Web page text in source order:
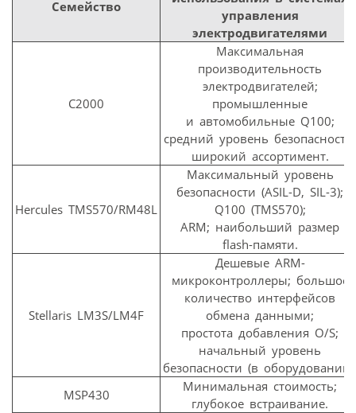
Семейство
управления
электродвигателями
C2000
Максимальная
производительность
электродвигателей;
промышленные
и автомобильные Q100;
средний уровень безопасности;
широкий ассортимент.
Hercules TMS570/RM48L
Максимальный уровень
безопасности (ASIL-D, SIL-3);
Q100 (TMS570);
ARM; наибольший размер
flash-памяти.
Stellaris LM3S/LM4F
Дешевые ARM-
микроконтроллеры; большое
количество интерфейсов
обмена данными;
простота добавления O/S;
начальный уровень
безопасности (в оборудовании).
MSP430
Минимальная стоимость;
глубокое встраивание.